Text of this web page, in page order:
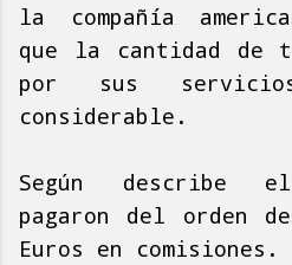
la compañía
que la cantidad de
por sus
considerable.
Según describe
pagaron del orden
Euros en comisiones.